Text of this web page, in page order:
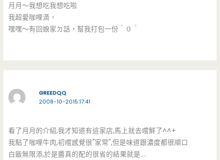
月月～我想吃我想吃啦
我超愛咖哩滴，
嘿嘿～有回娘家ㄉ話，幫我打包一份＾０＾
GREEDQQ
2008-10-2015:17:41
看了月月的介紹,我才知道有這家店,馬上就去嚐鮮了^^+
我點了咖哩牛肉,初嚐感覺很"家常",但是味道跟濃度都很順口
白飯無限添,於是醬真的配的很省的結果就是….